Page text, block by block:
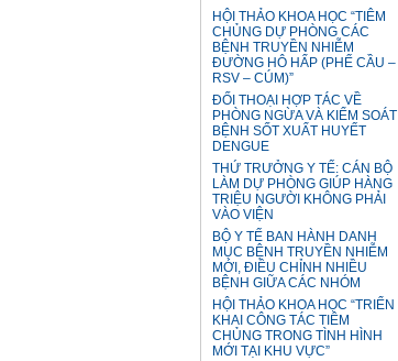
HỘI THẢO KHOA HỌC “TIÊM
CHỦNG DỰ PHÒNG CÁC
BỆNH TRUYỀN NHIỄM
ĐƯỜNG HÔ HẤP (PHẾ CẦU –
RSV – CÚM)”
ĐỐI THOẠI HỢP TÁC VỀ
PHÒNG NGỪA VÀ KIỂM SOÁT
BỆNH SỐT XUẤT HUYẾT
DENGUE
THỨ TRƯỞNG Y TẾ: CÁN BỘ
LÀM DỰ PHÒNG GIÚP HÀNG
TRIỆU NGƯỜI KHÔNG PHẢI
VÀO VIỆN
BỘ Y TẾ BAN HÀNH DANH
MỤC BỆNH TRUYỀN NHIỄM
MỚI, ĐIỀU CHỈNH NHIỀU
BỆNH GIỮA CÁC NHÓM
HỘI THẢO KHOA HỌC “TRIỂN
KHAI CÔNG TÁC TIÊM
CHỦNG TRONG TÌNH HÌNH
MỚI TẠI KHU VỰC”